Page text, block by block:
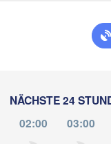
NÄCHSTE 24
02:00
03:00
Tuxtla